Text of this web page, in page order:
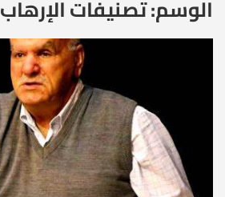
الوسم:تصنيفات الإرهاب